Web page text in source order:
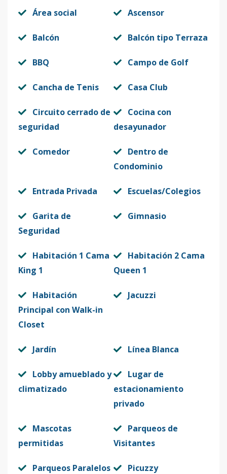
Área social Ascensor
Balcón Balcón tipo Terraza
BBQ Campo de Golf
Cancha de Tenis Casa Club
Circuito cerrado de
seguridad
Cocina con
desayunador
Comedor
Dentro de
Condominio
Entrada Privada Escuelas/Colegios
Garita de
Seguridad
Gimnasio
Habitación 1 Cama
King 1
Habitación 2 Cama
Queen 1
Habitación
Principal con Walk-in
Closet
Jacuzzi
Jardín Línea Blanca
Lobby amueblado y
climatizado
Lugar de
estacionamiento
privado
Mascotas
permitidas
Parqueos de
Visitantes
Parqueos Paralelos Picuzzy